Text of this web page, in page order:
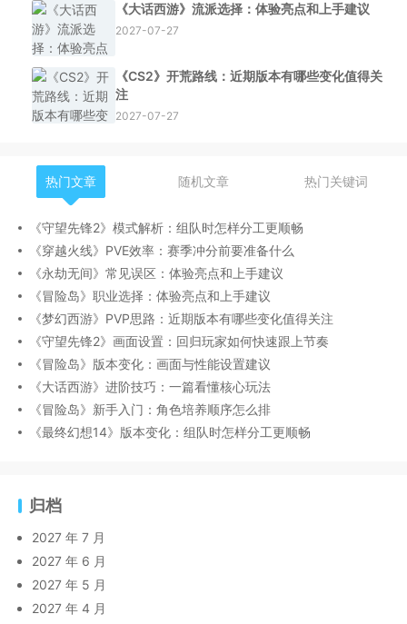
《大话西游》流派选择：体验亮点和上手建议
2027-07-27
《CS2》开荒路线：近期版本有哪些变化值得关
注
2027-07-27
热门文章 随机文章 热门关键词
《守望先锋2》模式解析：组队时怎样分工更顺畅
《穿越火线》PVE效率：赛季冲分前要准备什么
《永劫无间》常见误区：体验亮点和上手建议
《冒险岛》职业选择：体验亮点和上手建议
《梦幻西游》PVP思路：近期版本有哪些变化值得关注
《守望先锋2》画面设置：回归玩家如何快速跟上节奏
《冒险岛》版本变化：画面与性能设置建议
《大话西游》进阶技巧：一篇看懂核心玩法
《冒险岛》新手入门：角色培养顺序怎么排
《最终幻想14》版本变化：组队时怎样分工更顺畅
归档
2027 年 7 月
2027 年 6 月
2027 年 5 月
2027 年 4 月